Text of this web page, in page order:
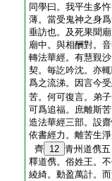
同學曰。我平生多
薄。當受鬼神之身
垂訪也。及死果聞
廟中。與相酬對。
轉法華經。有慧覲
契。毎訖吟沈。亦
爲之流涕。因言今
苦。何可復言。弟
可爲追福。庶離斯
造法華經三部。設
依書經力。離苦生
齊 12 青州道㑺五
釋道㑺。俗姓王。
綾綺。動盈萬計。